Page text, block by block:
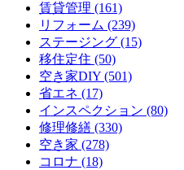
賃貸管理 (161)
リフォーム (239)
ステージング (15)
移住定住 (50)
空き家DIY (501)
省エネ (17)
インスペクション (80)
修理修繕 (330)
空き家 (278)
コロナ (18)